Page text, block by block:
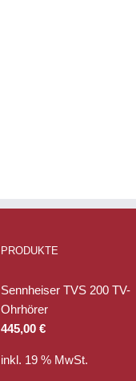
PRODUKTE
Sennheiser TVS 200 TV-
Ohrhörer
445,00 €
inkl. 19 % MwSt.